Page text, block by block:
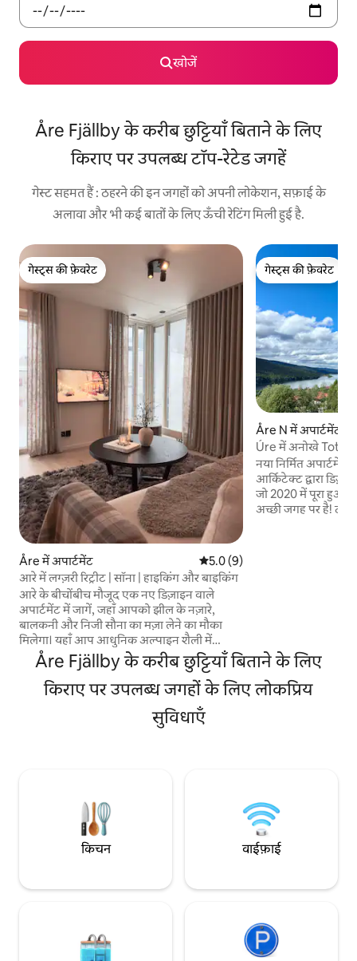
खोजें
Åre Fjällby के करीब छुट्टियाँ बिताने के लिए
किराए पर उपलब्ध टॉप-रेटेड जगहें
गेस्ट सहमत हैं : ठहरने की इन जगहों को अपनी लोकेशन, सफ़ाई के
अलावा और भी कई बातों के लिए ऊँची रेटिंग मिली हुई है.
गेस्ट्स की फ़ेवरेट
गेस्ट्स की फ़ेवरेट
Åre में अपार्टमेंट औसत रेटिंग 5 में से 5.0, 9 समीक्षाएँ
5.0 (9)
आरे में लग्ज़री रिट्रीट | सॉना | हाइकिंग और बाइकिंग
आरे के बीचोंबीच मौजूद एक नए डिज़ाइन वाले
अपार्टमेंट में जागें, जहाँ आपको झील के नज़ारे,
बालकनी और निजी सौना का मज़ा लेने का मौका
मिलेगा। यहाँ आप आधुनिक अल्पाइन शैली में
स्टाइलिश ढंग से सजाए गए अपार्टमेंट में रहेंगे,
जिसका डिज़ाइन बेहद सोच-समझकर किया गया है
और यहाँ 6 मेहमानों के ठहरने की सुविधा है। शांत और
एक्सक्लूसिव माहौल के बावजूद, आपके पास कोने में
ही रेस्टोरेंट, दुकानों और गाँव की धड़कन के साथ आरे
स्क्वायर है और साथ ही लिफ़्ट और माउंटेन एडवेंचर भी
गेस्ट्स की फ़ेवरेट
गेस्ट्स की फ़ेवरेट
Åre N में अपार्टमेंट
Úre में अनोखे
नया निर्मित
आर्किटेक्ट द्वारा
जो 2020 में पूरा हुआ
अच्छी जगह पर है!
Åre Fjällby के करीब छुट्टियाँ बिताने के लिए
किराए पर उपलब्ध जगहों के लिए लोकप्रिय
सुविधाएँ
किचन वाईफ़ाई